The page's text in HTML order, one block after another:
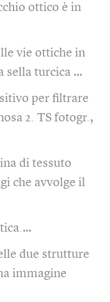
ottico è in
vie ottiche in
sella turcica …
per filtrare
2. TS fotogr.,
di tessuto
che avvolge il
due strutture
immagine